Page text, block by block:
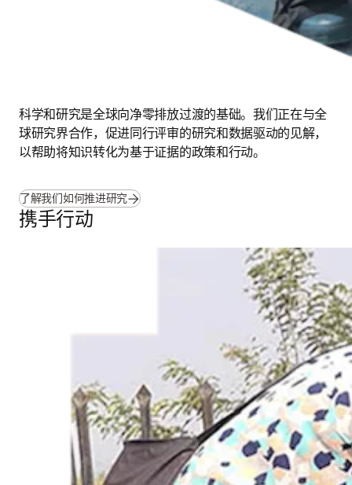
科学和研究是全球向净零排放过渡的基础。我们正在与全
球研究界合作，促进同行评审的研究和数据驱动的见解，
以帮助将知识转化为基于证据的政策和行动。
了解我们如何推进研究
携手行动